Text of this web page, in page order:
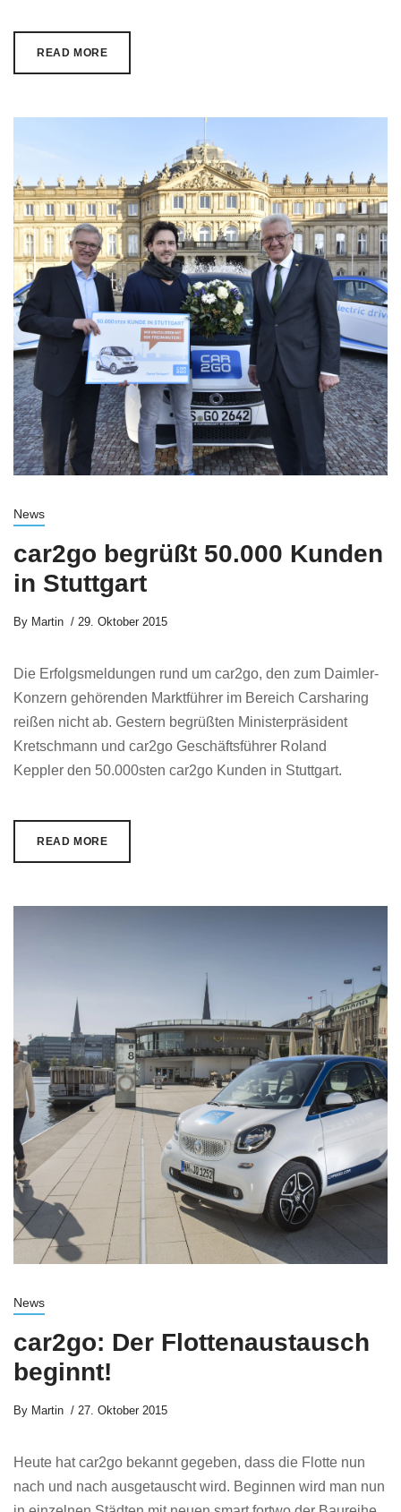
READ MORE
News
car2go begrüßt 50.000 Kunden
in Stuttgart
By Martin 29. Oktober 2015
Die Erfolgsmeldungen rund um car2go, den zum Daimler-
Konzern gehörenden Marktführer im Bereich Carsharing
reißen nicht ab. Gestern begrüßten Ministerpräsident
Kretschmann und car2go Geschäftsführer Roland
Keppler den 50.000sten car2go Kunden in Stuttgart.
READ MORE
News
car2go: Der Flottenaustausch
beginnt!
By Martin 27. Oktober 2015
Heute hat car2go bekannt gegeben, dass die Flotte nun
nach und nach ausgetauscht wird. Beginnen wird man nun